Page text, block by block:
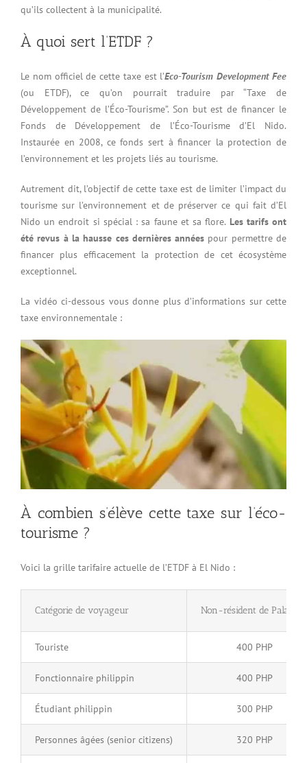
qu’ils collectent à la municipalité.
À quoi sert l’ETDF ?
Le nom officiel de cette taxe est l’Eco-Tourism Development Fee
(ou ETDF), ce qu’on pourrait traduire par “Taxe de
Développement de l’Éco-Tourisme”. Son but est de financer le
Fonds de Développement de l’Éco-Tourisme d’El Nido.
Instaurée en 2008, ce fonds sert à financer la protection de
l’environnement et les projets liés au tourisme.
Autrement dit, l’objectif de cette taxe est de limiter l’impact du
tourisme sur l’environnement et de préserver ce qui fait d’El
Nido un endroit si spécial : sa faune et sa flore. Les tarifs ont
été revus à la hausse ces dernières années pour permettre de
financer plus efficacement la protection de cet écosystème
exceptionnel.
La vidéo ci-dessous vous donne plus d’informations sur cette
taxe environnementale :
À combien s’élève cette taxe sur l’éco-
tourisme ?
Voici la grille tarifaire actuelle de l’ETDF à El Nido :
Catégorie de voyageur Non-résident de
Touriste 400 PHP
Fonctionnaire philippin 400 PHP
Étudiant philippin 300 PHP
Personnes âgées (senior citizens) 320 PHP